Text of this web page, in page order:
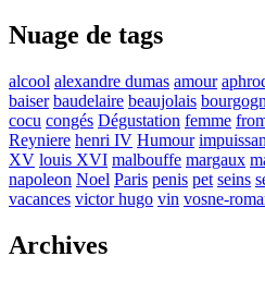
Nuage de tags
alcool alexandre dumas amour
baiser baudelaire beaujolais
cocu congés Dégustation femme
Reyniere henri IV Humour
XV louis XVI malbouffe margaux
napoleon Noel Paris penis pet seins
vacances victor hugo vin vosne-
Archives